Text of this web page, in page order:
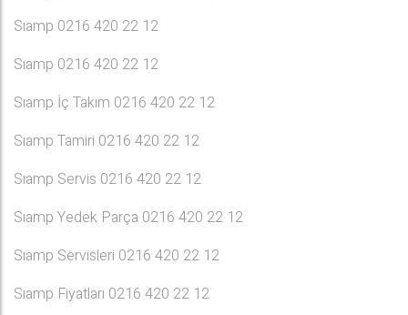
Sıamp 0216 420 22 12
Sıamp 0216 420 22 12
Sıamp İç Takım 0216 420 22 12
Sıamp Tamiri 0216 420 22 12
Sıamp Servis 0216 420 22 12
Sıamp Yedek Parça 0216 420 22 12
Sıamp Servisleri 0216 420 22 12
Sıamp Fiyatları 0216 420 22 12